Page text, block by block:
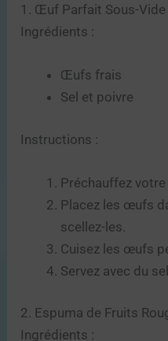
1. Œuf Parfait Sous-Vide
Ingrédients :
Œufs frais
Sel et poivre
Instructions :
Préchauffez votre
Placez les œufs
scellez-les.
Cuisez les œufs
Servez avec du
2. Espuma de Fruits
Ingrédients :